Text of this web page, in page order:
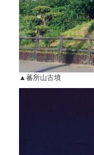
▲蕃所山古墳